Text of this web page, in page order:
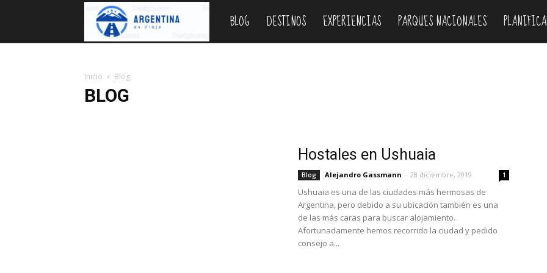
Argentina
BLOG DESTINOS EXPERIENCIAS PARQUES NACIONALES
Inicio Blog
BLOG
Hostales en Ushuaia
Blog Alejandro Gassmann - 28 diciembre, 2019 1
Ushuaia es una de las ciudades más hermosas de
Argentina, pero debido a su ubicación también es una
de las más caras para buscar alojamiento.
Afortunadamente hemos recorrido la ciudad y pedido
consejo a...